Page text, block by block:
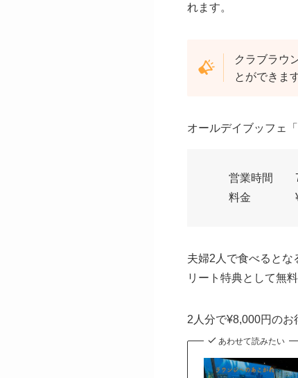
れます。
クラブラウ
とができま
オールデイブッフェ
営業時間 7:00
料金
夫婦2人で食べるとな
リート特典として無
2人分で¥8,000円のお
あわせて読みたい